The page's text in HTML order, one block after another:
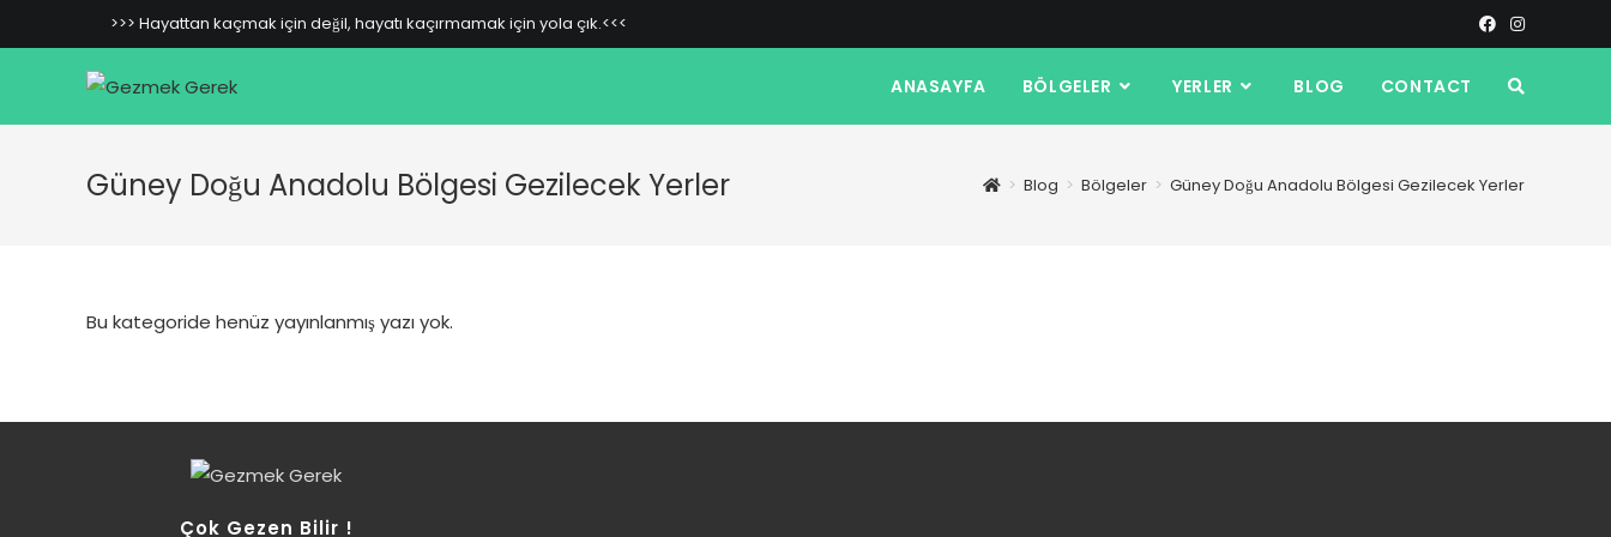
to
>>> Hayattan kaçmak için değil, hayatı kaçırmamak için yola çık.<<<
ANASAYFA BÖLGELER YERLER BLOG CONTACT
Güney Doğu Anadolu Bölgesi Gezilecek Yerler > Blog > Bölgeler > Güney Doğu Anadolu Bölgesi Gezilecek Yerler
Bu kategoride henüz yayınlanmış yazı yok.
Çok Gezen Bilir !